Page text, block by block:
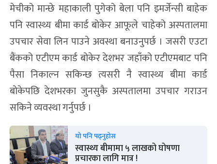
मेचीको मान्छे महाकाली पुगेको बेला पनि इमर्जेन्सी बाहेक
पनि स्वास्थ्य बीमा कार्ड बोकेर आफूले चाहेको अस्पतालमा
उपचार सेवा लिन पाउने अवस्था बनाउनुपर्छ । जसरी एउटा
बैंकको एटीएम कार्ड बोकेर देशभर जहाँको एटीएमबाट पनि
पैसा निकाल्न सकिन्छ त्यसरी नै स्वास्थ्य बीमा कार्ड
बोकेपछि देशभरका जुनसुकै अस्पतालमा उपचार गराउन
सकिने व्यवस्था गर्नुपर्छ ।
यो पनि पढ्नुहोस
स्वास्थ्य बीमामा ५ लाखको घोषणा
प्रचारका लागि मात्र !